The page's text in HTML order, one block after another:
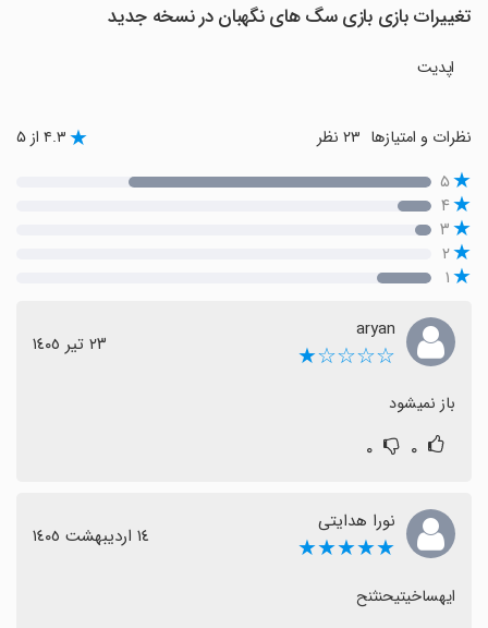
تغییرات بازی بازی سگ های نگهبان در نسخه جدید
اپدیت
نظرات و امتیازها ۴.۳ از ۵
۵
۴
۳
۲
۱
aryan
☆☆☆☆★ ٢٣ تیر ١٤٠٥
باز نمیشود
۰ ۰
نورا هدایتی
★★★★★ ١٤ اردیبهشت ١٤٠٥
ایهساخیتیحنثنح